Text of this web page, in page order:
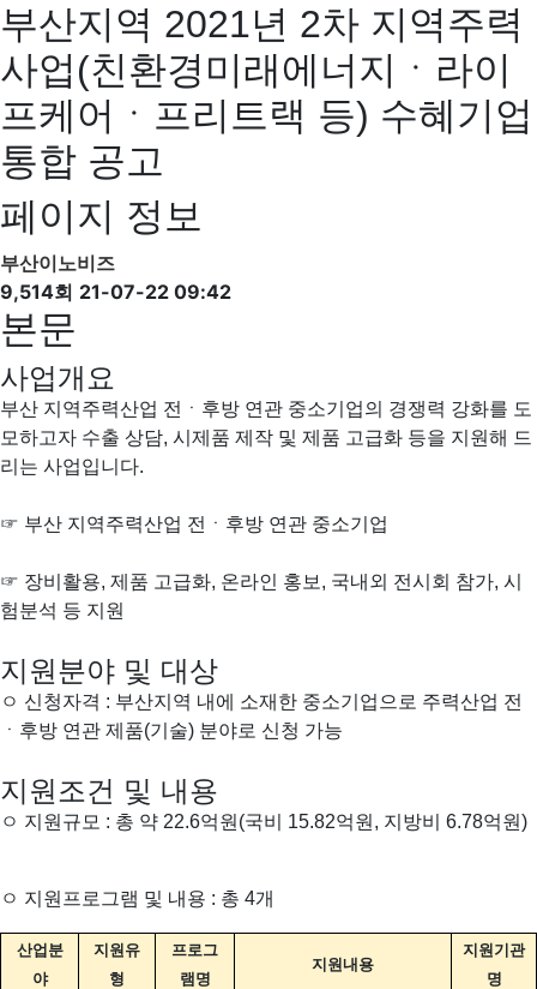
부산지역 2021년 2차 지역주력
사업(친환경미래에너지ㆍ라이
프케어ㆍ프리트랙 등) 수혜기업
통합 공고
페이지 정보
부산이노비즈
9,514회 21-07-22 09:42
본문
사업개요
부산 지역주력산업 전ㆍ후방 연관 중소기업의 경쟁력 강화를 도
모하고자 수출 상담, 시제품 제작 및 제품 고급화 등을 지원해 드
리는 사업입니다.
☞ 부산 지역주력산업 전ㆍ후방 연관 중소기업
☞ 장비활용, 제품 고급화, 온라인 홍보, 국내외 전시회 참가, 시
험분석 등 지원
지원분야 및 대상
ㅇ 신청자격 : 부산지역 내에 소재한 중소기업으로 주력산업 전
ㆍ후방 연관 제품(기술) 분야로 신청 가능
지원조건 및 내용
ㅇ 지원규모 : 총 약 22.6억원(국비 15.82억원, 지방비 6.78억원)
ㅇ 지원프로그램 및 내용 : 총 4개
산업분
야
지원유
형
프로그
램명
지원내용
지원기관
명